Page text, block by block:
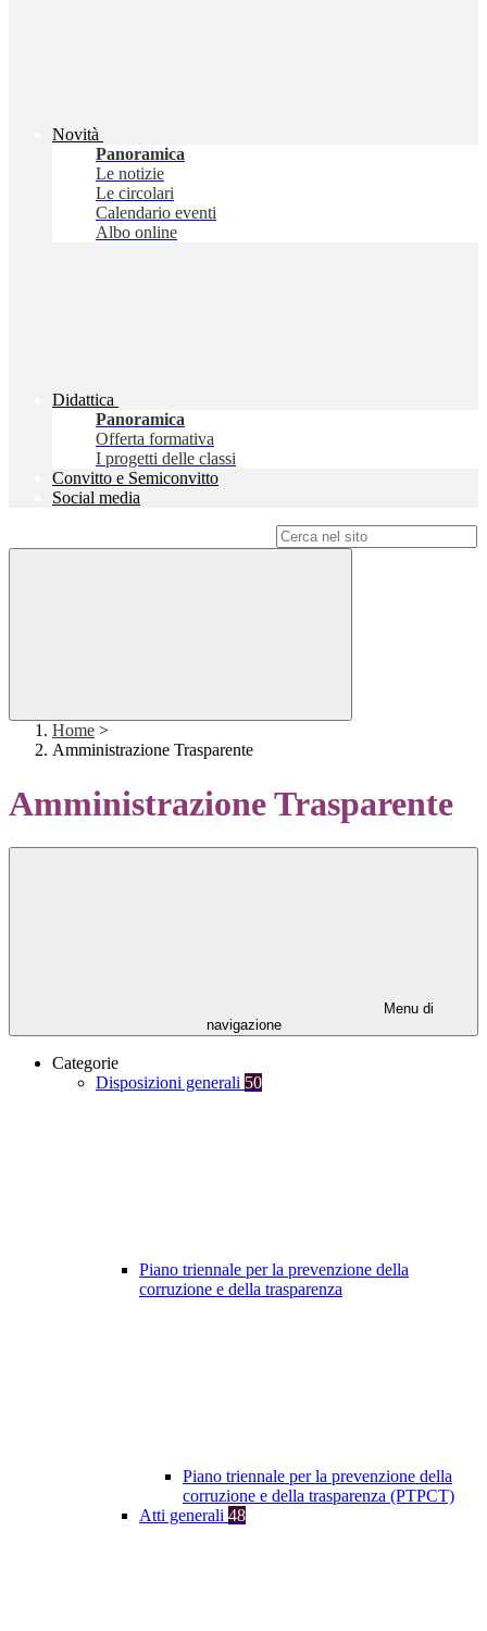
Novità
Panoramica
Le notizie
Le circolari
Calendario eventi
Albo online
Didattica
Panoramica
Offerta formativa
I progetti delle classi
Convitto e Semiconvitto
Social media
Home >
Amministrazione Trasparente
Amministrazione Trasparente
Menu di
navigazione
Categorie
Disposizioni generali 50
Piano triennale per la prevenzione della
corruzione e della trasparenza
Piano triennale per la prevenzione della
corruzione e della trasparenza (PTPCT)
Atti generali 48